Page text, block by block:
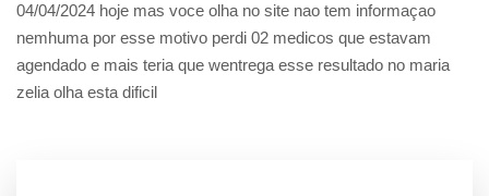
04/04/2024 hoje mas voce olha no site nao tem informaçao
nemhuma por esse motivo perdi 02 medicos que estavam
agendado e mais teria que wentrega esse resultado no maria
zelia olha esta dificil